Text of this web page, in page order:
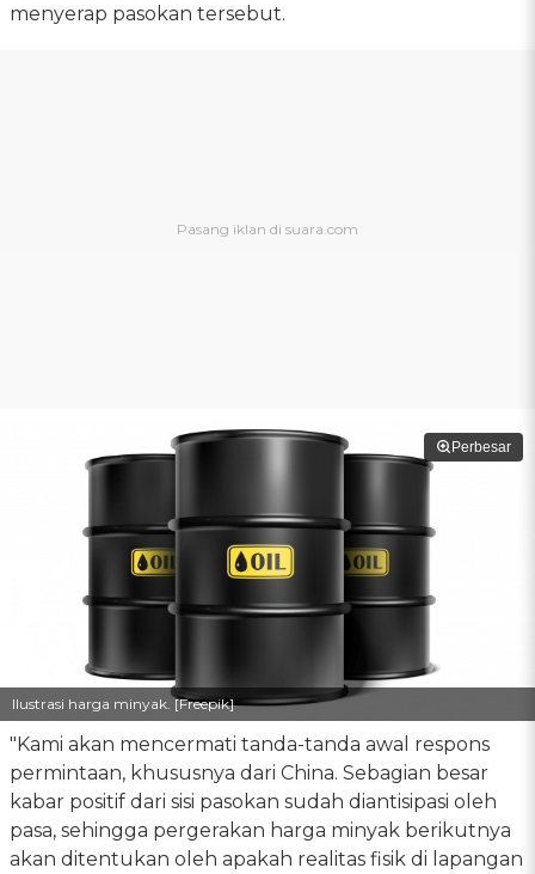
menyerap pasokan tersebut.
Perbesar
Ilustrasi harga minyak. [Freepik]
"Kami akan mencermati tanda-tanda awal respons
permintaan, khususnya dari China. Sebagian besar
kabar positif dari sisi pasokan sudah diantisipasi oleh
pasa, sehingga pergerakan harga minyak berikutnya
akan ditentukan oleh apakah realitas fisik di lapangan